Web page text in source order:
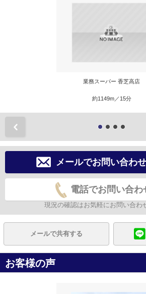
業務スーパー 香芝高店
約1149m／15分
メールでお問い合わ
電話でお問い合わ
現況の確認はお気軽にお問い合わ
メールで共有する
お客様の声